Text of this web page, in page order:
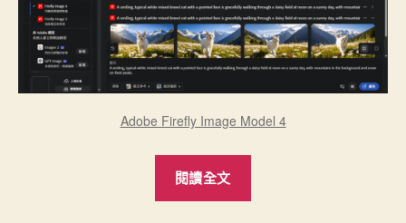
度
不
足！”
Adobe Firefly Image Model 4
閱讀全文